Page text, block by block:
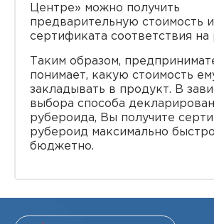
Центре» можно получить
предварительную стоимость
сертификата соответствия на
Таким образом,
понимает, какую стоимость
закладывать в продукт. В
выбора способа
рубероида, Вы получите
рубероид максимально
бюджетно.